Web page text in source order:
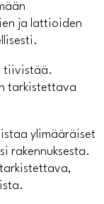
ja lattioiden
tiivistää.
tarkistettava
ylimääräiset
rakennuksesta.